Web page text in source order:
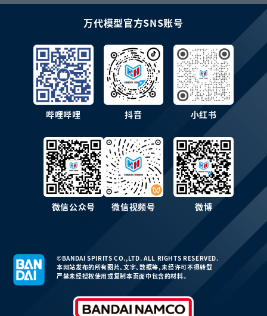
万代模型官方SNS账号
哔哩哔哩 抖音 小红书
微信公众号 微信视频号 微博
©BANDAI SPIRITS CO.,LTD. ALL RIGHTS RESERVED.
本网站发布的所有图片、文字、数据等，未经许可不得转载
严禁未经授权使用或复制本页面中包含的材料。